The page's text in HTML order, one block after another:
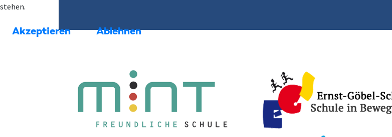
stehen.
Akzeptieren Ablehnen